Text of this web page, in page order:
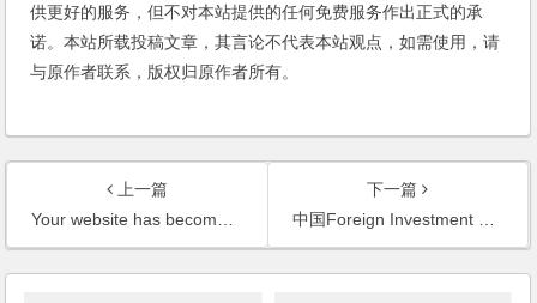
供更好的服务，但不对本站提供的任何免费服务作出正式的承
诺。本站所载投稿文章，其言论不代表本站观点，如需使用，请
与原作者联系，版权归原作者所有。
上一篇
Your website has become a rich source of extremely important, literally vital information
下一篇
中国Foreign Investment 10 大律师